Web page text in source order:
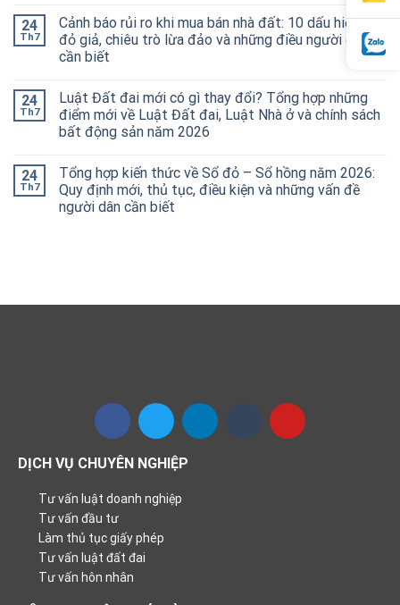
24
Th7
Cảnh báo rủi ro khi mua bán nhà đất: 10 dấu hiệu sổ
đỏ giả, chiêu trò lừa đảo và những điều người dân
cần biết
24
Th7
Luật Đất đai mới có gì thay đổi? Tổng hợp những
điểm mới về Luật Đất đai, Luật Nhà ở và chính sách
bất động sản năm 2026
24
Th7
Tổng hợp kiến thức về Sổ đỏ – Sổ hồng năm 2026:
Quy định mới, thủ tục, điều kiện và những vấn đề
người dân cần biết
DỊCH VỤ CHUYÊN NGHIỆP
Tư vấn luật doanh nghiệp
Tư vấn đầu tư
Làm thủ tục giấy phép
Tư vấn luật đất đai
Tư vấn hôn nhân